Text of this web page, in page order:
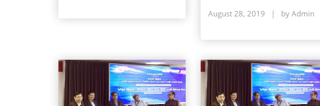
August 28, 2019 | by Admin